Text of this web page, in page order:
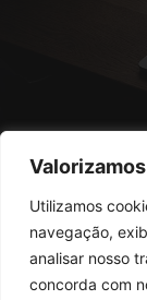
Utilizamos
navegação,
analisar nosso
concorda comRua